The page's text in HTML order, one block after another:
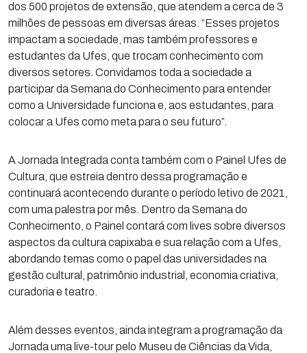
dos 500 projetos de extensão, que atendem a cerca de 3
milhões de pessoas em diversas áreas. “Esses projetos
impactam a sociedade, mas também professores e
estudantes da Ufes, que trocam conhecimento com
diversos setores. Convidamos toda a sociedade a
participar da Semana do Conhecimento para entender
como a Universidade funciona e, aos estudantes, para
colocar a Ufes como meta para o seu futuro”.
A Jornada Integrada conta também com o Painel Ufes de
Cultura, que estreia dentro dessa programação e
continuará acontecendo durante o período letivo de 2021,
com uma palestra por mês. Dentro da Semana do
Conhecimento, o Painel contará com lives sobre diversos
aspectos da cultura capixaba e sua relação com a Ufes,
abordando temas como o papel das universidades na
gestão cultural, patrimônio industrial, economia criativa,
curadoria e teatro.
Além desses eventos, ainda integram a programação da
Jornada uma live-tour pelo Museu de Ciências da Vida,